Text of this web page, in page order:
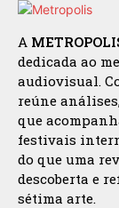
A
dedicada ao
audiovisual.
reúne
que
festivais
do que uma
descoberta e
sétima arte.